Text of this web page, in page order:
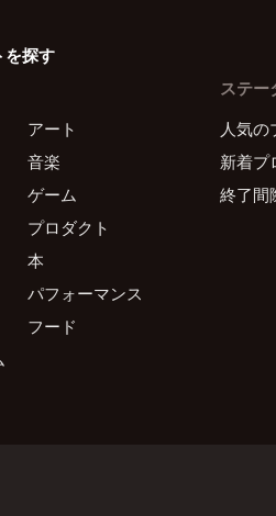
を探す
アート
音楽
ゲーム
プロダクト
本
パフォーマンス
フード
ステー
人気の
新着プ
終了間